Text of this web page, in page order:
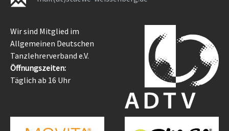
Wir sind Mitglied im
Allgemeinen Deutschen
Tanzlehrerverband e.V.
Öffnungszeiten:
Täglich ab 16 Uhr